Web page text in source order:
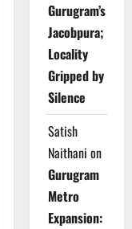
Gurugram’s
Jacobpura;
Locality
Gripped by
Silence
Satish
Naithani on
Gurugram
Metro
Expansion: